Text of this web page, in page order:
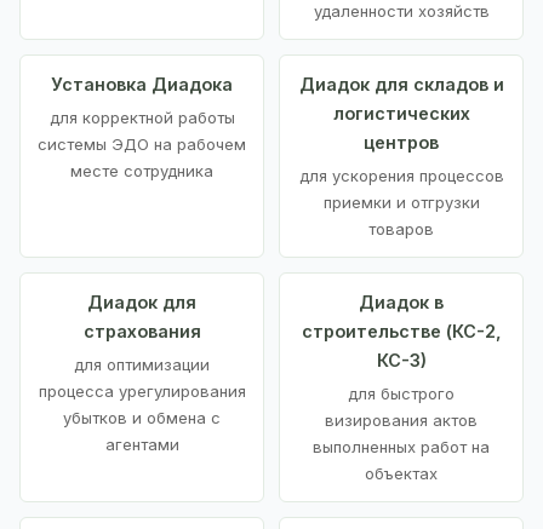
удаленности хозяйств
Установка Диадока
для корректной работы
системы ЭДО на рабочем
месте сотрудника
Диадок для складов и
логистических
центров
для ускорения процессов
приемки и отгрузки
товаров
Диадок для
страхования
для оптимизации
процесса урегулирования
убытков и обмена с
агентами
Диадок в
строительстве (КС-2,
КС-3)
для быстрого
визирования актов
выполненных работ на
объектах